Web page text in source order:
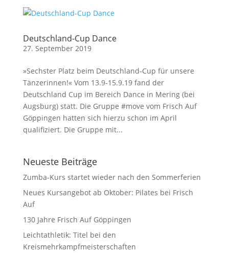
Deutschland-Cup Dance
27. September 2019
»Sechster Platz beim Deutschland-Cup für unsere
Tänzerinnen!« Vom 13.9-15.9.19 fand der
Deutschland Cup im Bereich Dance in Mering (bei
Augsburg) statt. Die Gruppe #move vom Frisch Auf
Göppingen hatten sich hierzu schon im April
qualifiziert. ​Die Gruppe mit...
Neueste Beiträge
Zumba-Kurs startet wieder nach den Sommerferien
Neues Kursangebot ab Oktober: Pilates bei Frisch
Auf
130 Jahre Frisch Auf Göppingen
Leichtathletik: Titel bei den
Kreismehrkampfmeisterschaften